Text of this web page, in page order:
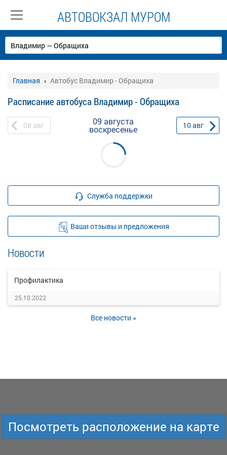
АВТОВОКЗАЛ МУРОМ
Главная Автобус Владимир - Обращиха
Расписание автобуса Владимир - Обращиха
08 авг 09 августа
воскресенье 10авг
Служба поддержки
Ваши отзывы и предложения
Новости
Профилактика
25.10.2022
Все новости »
Посмотреть расположение на карте